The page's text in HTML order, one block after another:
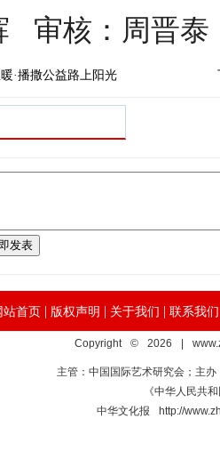
审核：周晋泰
·播撒公益路上阳光
站首页 | 版权声明 | 关于我们 | 联系我们
Copyright © 2026 |
主管：中国国际艺术研究会；主
《中华人民共
中华文化报 http://